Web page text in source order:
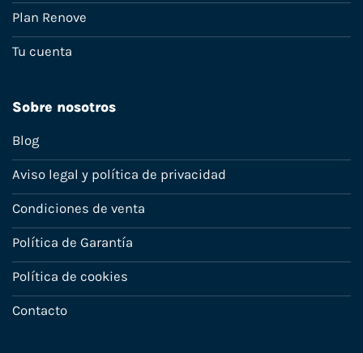
Plan Renove
Tu cuenta
Sobre nosotros
Blog
Aviso legal y política de privacidad
Condiciones de venta
Política de Garantía
Política de cookies
Contacto